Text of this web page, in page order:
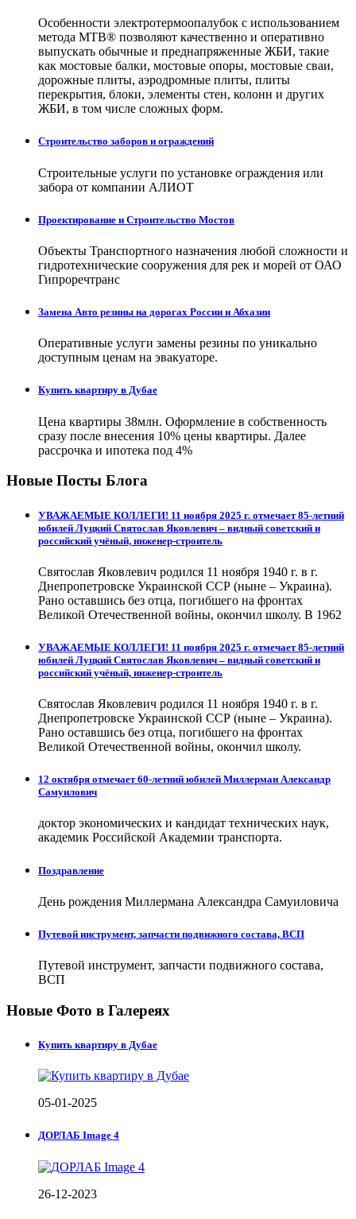
Особенности электротермоопалубок с использованием
метода МТВ® позволяют качественно и оперативно
выпускать обычные и преднапряженные ЖБИ, такие
как мостовые балки, мостовые опоры, мостовые сваи,
дорожные плиты, аэродромные плиты, плиты
перекрытия, блоки, элементы стен, колонн и других
ЖБИ, в том числе сложных форм.
Строительство заборов и ограждений
Строительные услуги по установке ограждения или
забора от компании АЛИОТ
Проектирование и Строительство Мостов
Объекты Транспортного назначения любой сложности и
гидротехнические сооружения для рек и морей от ОАО
Гипроречтранс
Замена Авто резины на дорогах России и Абхазии
Оперативные услуги замены резины по уникально
доступным ценам на эвакуаторе.
Купить квартиру в Дубае
Цена квартиры 38млн. Оформление в собственность
сразу после внесения 10% цены квартиры. Далее
рассрочка и ипотека под 4%
Новые Посты Блога
УВАЖАЕМЫЕ КОЛЛЕГИ! 11 ноября 2025 г. отмечает 85-летний
юбилей Луцкий Святослав Яковлевич – видный советский и
российский учёный, инженер-строитель
Святослав Яковлевич родился 11 ноября 1940 г. в г.
Днепропетровске Украинской ССР (ныне – Украина).
Рано оставшись без отца, погибшего на фронтах
Великой Отечественной войны, окончил школу. В 1962
УВАЖАЕМЫЕ КОЛЛЕГИ! 11 ноября 2025 г. отмечает 85-летний
юбилей Луцкий Святослав Яковлевич – видный советский и
российский учёный, инженер-строитель
Святослав Яковлевич родился 11 ноября 1940 г. в г.
Днепропетровске Украинской ССР (ныне – Украина).
Рано оставшись без отца, погибшего на фронтах
Великой Отечественной войны, окончил школу.
12 октября отмечает 60-летний юбилей Миллерман Александр
Самуилович
доктор экономических и кандидат технических наук,
академик Российской Академии транспорта.
Поздравление
День рождения Миллермана Александра Самуиловича
Путевой инструмент, запчасти подвижного состава, ВСП
Путевой инструмент, запчасти подвижного состава,
ВСП
Новые Фото в Галереях
Купить квартиру в Дубае
05-01-2025
ДОРЛАБ Image 4
26-12-2023